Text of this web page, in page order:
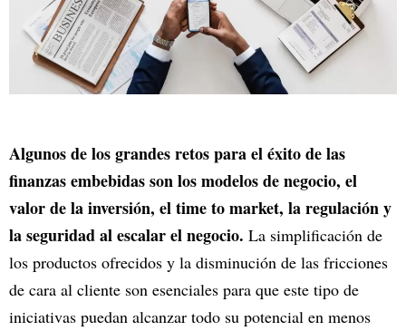
Algunos de los grandes retos para el éxito de las
finanzas embebidas son los modelos de negocio, el
valor de la inversión, el time to market, la regulación y
la seguridad al escalar el negocio. La simplificación de
los productos ofrecidos y la disminución de las fricciones
de cara al cliente son esenciales para que este tipo de
iniciativas puedan alcanzar todo su potencial en menos